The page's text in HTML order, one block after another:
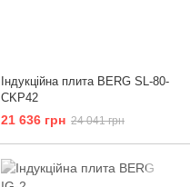
Індукційна плита BERG SL-80-
CKP42
21 636 грн 24 041 грн